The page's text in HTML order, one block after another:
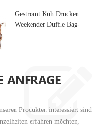
Gestromt Kuh Drucken
Weekender Duffle Bag-
ANFRAGE
Produkten interessiert sind
erfahren möchten,